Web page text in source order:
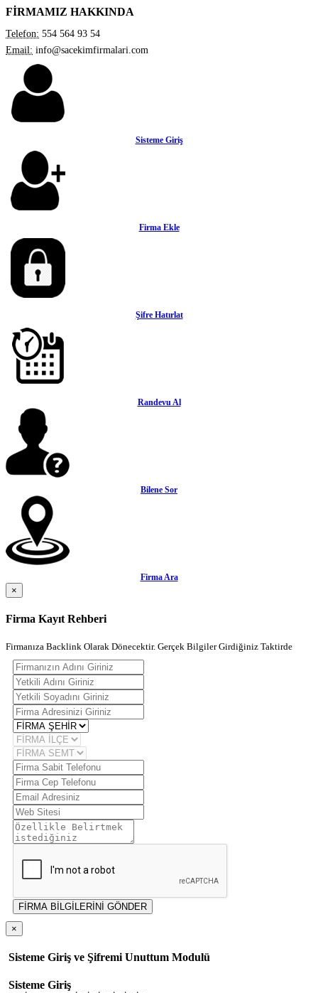
FİRMAMIZ HAKKINDA
Telefon: 554 564 93 54
Email: info@sacekimfirmalari.com
Sisteme Giriş
Firma Ekle
Şifre Hatırlat
Randevu Al
Bilene Sor
Firma Ara
×
Firma Kayıt Rehberi
Firmanıza Backlink Olarak Dönecektir. Gerçek Bilgiler Girdiğiniz Taktirde
FİRMA BİLGİLERİNİ GÖNDER
×
Sisteme Giriş ve Şifremi Unuttum Modulü
Sisteme Giriş